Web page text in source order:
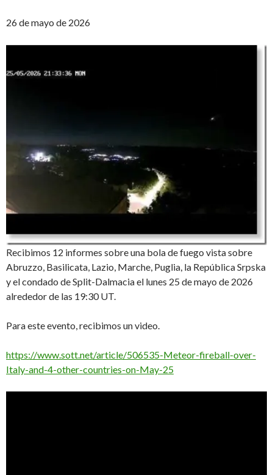
26 de mayo de 2026
Recibimos 12 informes sobre una bola de fuego vista sobre
Abruzzo, Basilicata, Lazio, Marche, Puglia, la República Srpska
y el condado de Split-Dalmacia el lunes 25 de mayo de 2026
alrededor de las 19:30 UT.
Para este evento, recibimos un video.
https://www.sott.net/article/506535-Meteor-fireball-over-
Italy-and-4-other-countries-on-May-25